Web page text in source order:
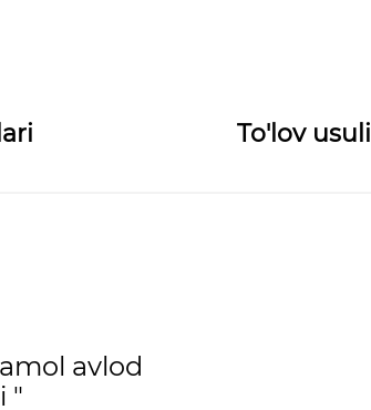
To'lov usuli
avlod
"